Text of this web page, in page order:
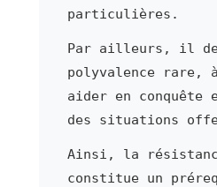
particulières.
Par ailleurs, il
polyvalence rare,
aider en conquête
des situations
Ainsi, la
constitue un